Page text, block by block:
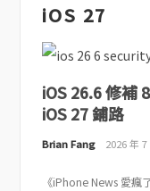
iOS 27
iOS 26.6 修補
iOS 27 鋪路
Brian Fang 2026 年
《iPhone News 愛瘋